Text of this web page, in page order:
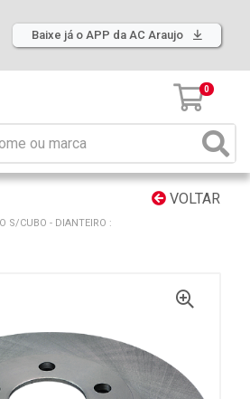
Baixe já o APP da AC Araujo
0
VOLTAR
S/CUBO - DIANTEIRO :